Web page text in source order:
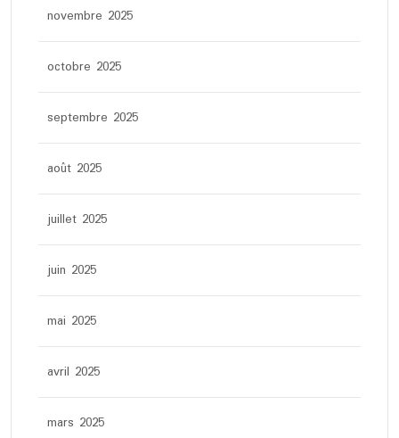
novembre 2025
octobre 2025
septembre 2025
août 2025
juillet 2025
juin 2025
mai 2025
avril 2025
mars 2025